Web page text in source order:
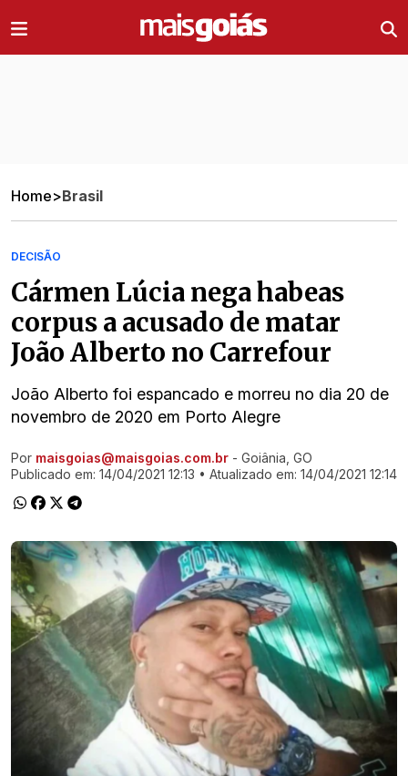
Home>Brasil
DECISÃO
Cármen Lúcia nega habeas
corpus a acusado de matar
João Alberto no Carrefour
João Alberto foi espancado e morreu no dia 20 de
novembro de 2020 em Porto Alegre
Ir direto pra matéria
Por maisgoias@maisgoias.com.br - Goiânia, GO
Publicado em: 14/04/2021 12:13 • Atualizado em: 14/04/2021 12:14